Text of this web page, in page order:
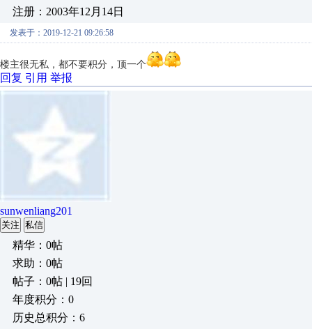
注册：2003年12月14日
发表于：2019-12-21 09:26:58
楼主很无私，都不要积分，顶一个
回复 引用 举报
sunwenliang201
关注 私信
精华：0帖
求助：0帖
帖子：0帖 | 19回
年度积分：0
历史总积分：6